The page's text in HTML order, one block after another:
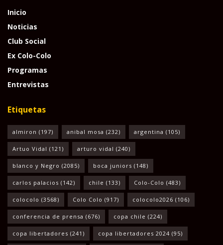
Inicio
Noticias
Club Social
Ex Colo-Colo
Programas
Entrevistas
Etiquetas
almiron (197) anibal mosa (232) argentina (105)
Artuo Vidal (121) arturo vidal (240)
blanco y Negro (2085) boca juniors (148)
carlos palacios (142) chile (133) Colo-Colo (483)
colocolo (3568) Colo Colo (917) colocolo2026 (106)
conferencia de prensa (676) copa chile (224)
copa libertadores (241) copa libertadores 2024 (95)